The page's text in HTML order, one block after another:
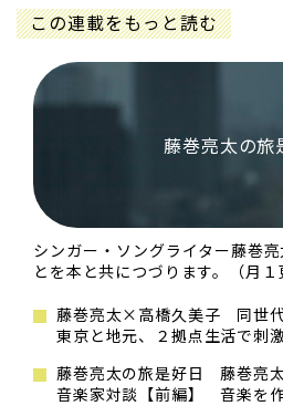
この連載をもっと読む
藤巻亮太の旅
シンガー・ソングライター藤巻
とを本と共につづります。（月１
藤巻亮太×高橋久美子 同世
東京と地元、２拠点生活で刺激
藤巻亮太の旅是好日 藤巻亮
音楽家対談【前編】 音楽を